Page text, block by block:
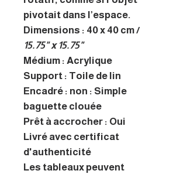
pivotait dans l’espace.
Dimensions : 40 x 40 cm /
15.75" x 15.75"
Médium : Acrylique
Support : Toile de lin
Encadré : non : Simple
baguette clouée
Prêt à accrocher : Oui
Livré avec certificat
d'authenticité
Les tableaux peuvent